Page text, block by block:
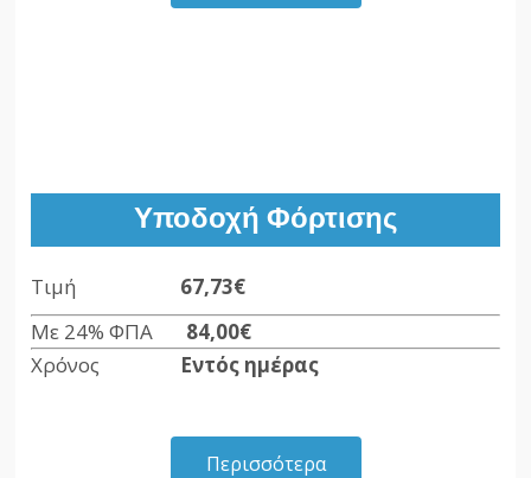
Υποδοχή Φόρτισης
Τιμή 67,73€
Με 24% ΦΠΑ 84,00€
Χρόνος Εντός ημέρας
Περισσότερα